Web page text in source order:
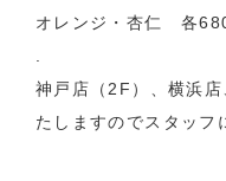
オレンジ・杏仁 各
神戸店（2F）、横浜
たしますのでスタッフ